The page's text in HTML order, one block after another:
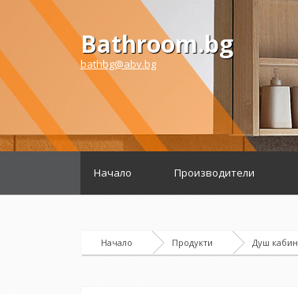
Bathroom.bg
bathbg@abv.bg
Начало Производители
Начало Продукти Душ